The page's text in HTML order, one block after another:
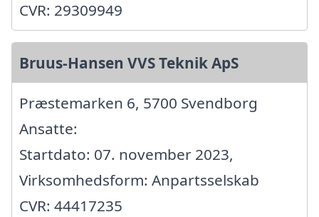
CVR: 29309949
Bruus-Hansen VVS Teknik ApS
Præstemarken 6, 5700 Svendborg
Ansatte:
Startdato: 07. november 2023,
Virksomhedsform: Anpartsselskab
CVR: 44417235